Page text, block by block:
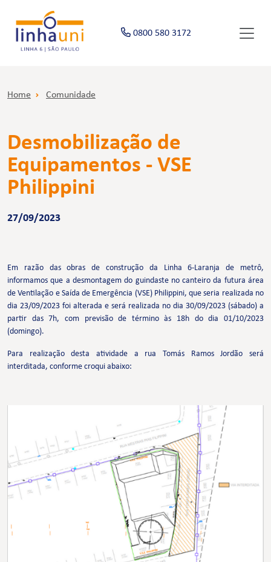
0800 580 3172
Home Comunidade
Desmobilização de
Equipamentos - VSE
Philippini
27/09/2023
Em razão das obras de construção da Linha 6-Laranja de metrô,
informamos que a desmontagem do guindaste no canteiro da futura área
de Ventilação e Saída de Emergência (VSE) Philippini, que seria realizada no
dia 23/09/2023 foi alterada e será realizada no dia 30/09/2023 (sábado) a
partir das 7h, com previsão de término às 18h do dia 01/10/2023
(domingo).
Para realização desta atividade a rua Tomás Ramos Jordão será
interditada, conforme croqui abaixo: